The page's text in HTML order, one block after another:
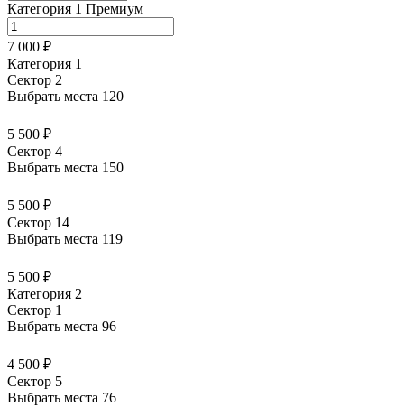
Категория 1 Премиум
7 000 ₽
Категория 1
Сектор 2
Выбрать места 120
5 500 ₽
Сектор 4
Выбрать места 150
5 500 ₽
Сектор 14
Выбрать места 119
5 500 ₽
Категория 2
Сектор 1
Выбрать места 96
4 500 ₽
Сектор 5
Выбрать места 76